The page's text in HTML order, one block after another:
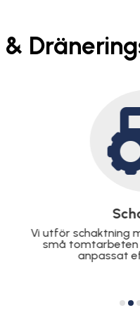
Oavsett om det
byggnation eller
markarbeten